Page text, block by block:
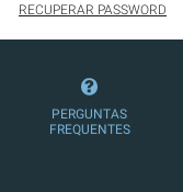
e
RECUPERAR PASSWORD
PERGUNTAS
FREQUENTES